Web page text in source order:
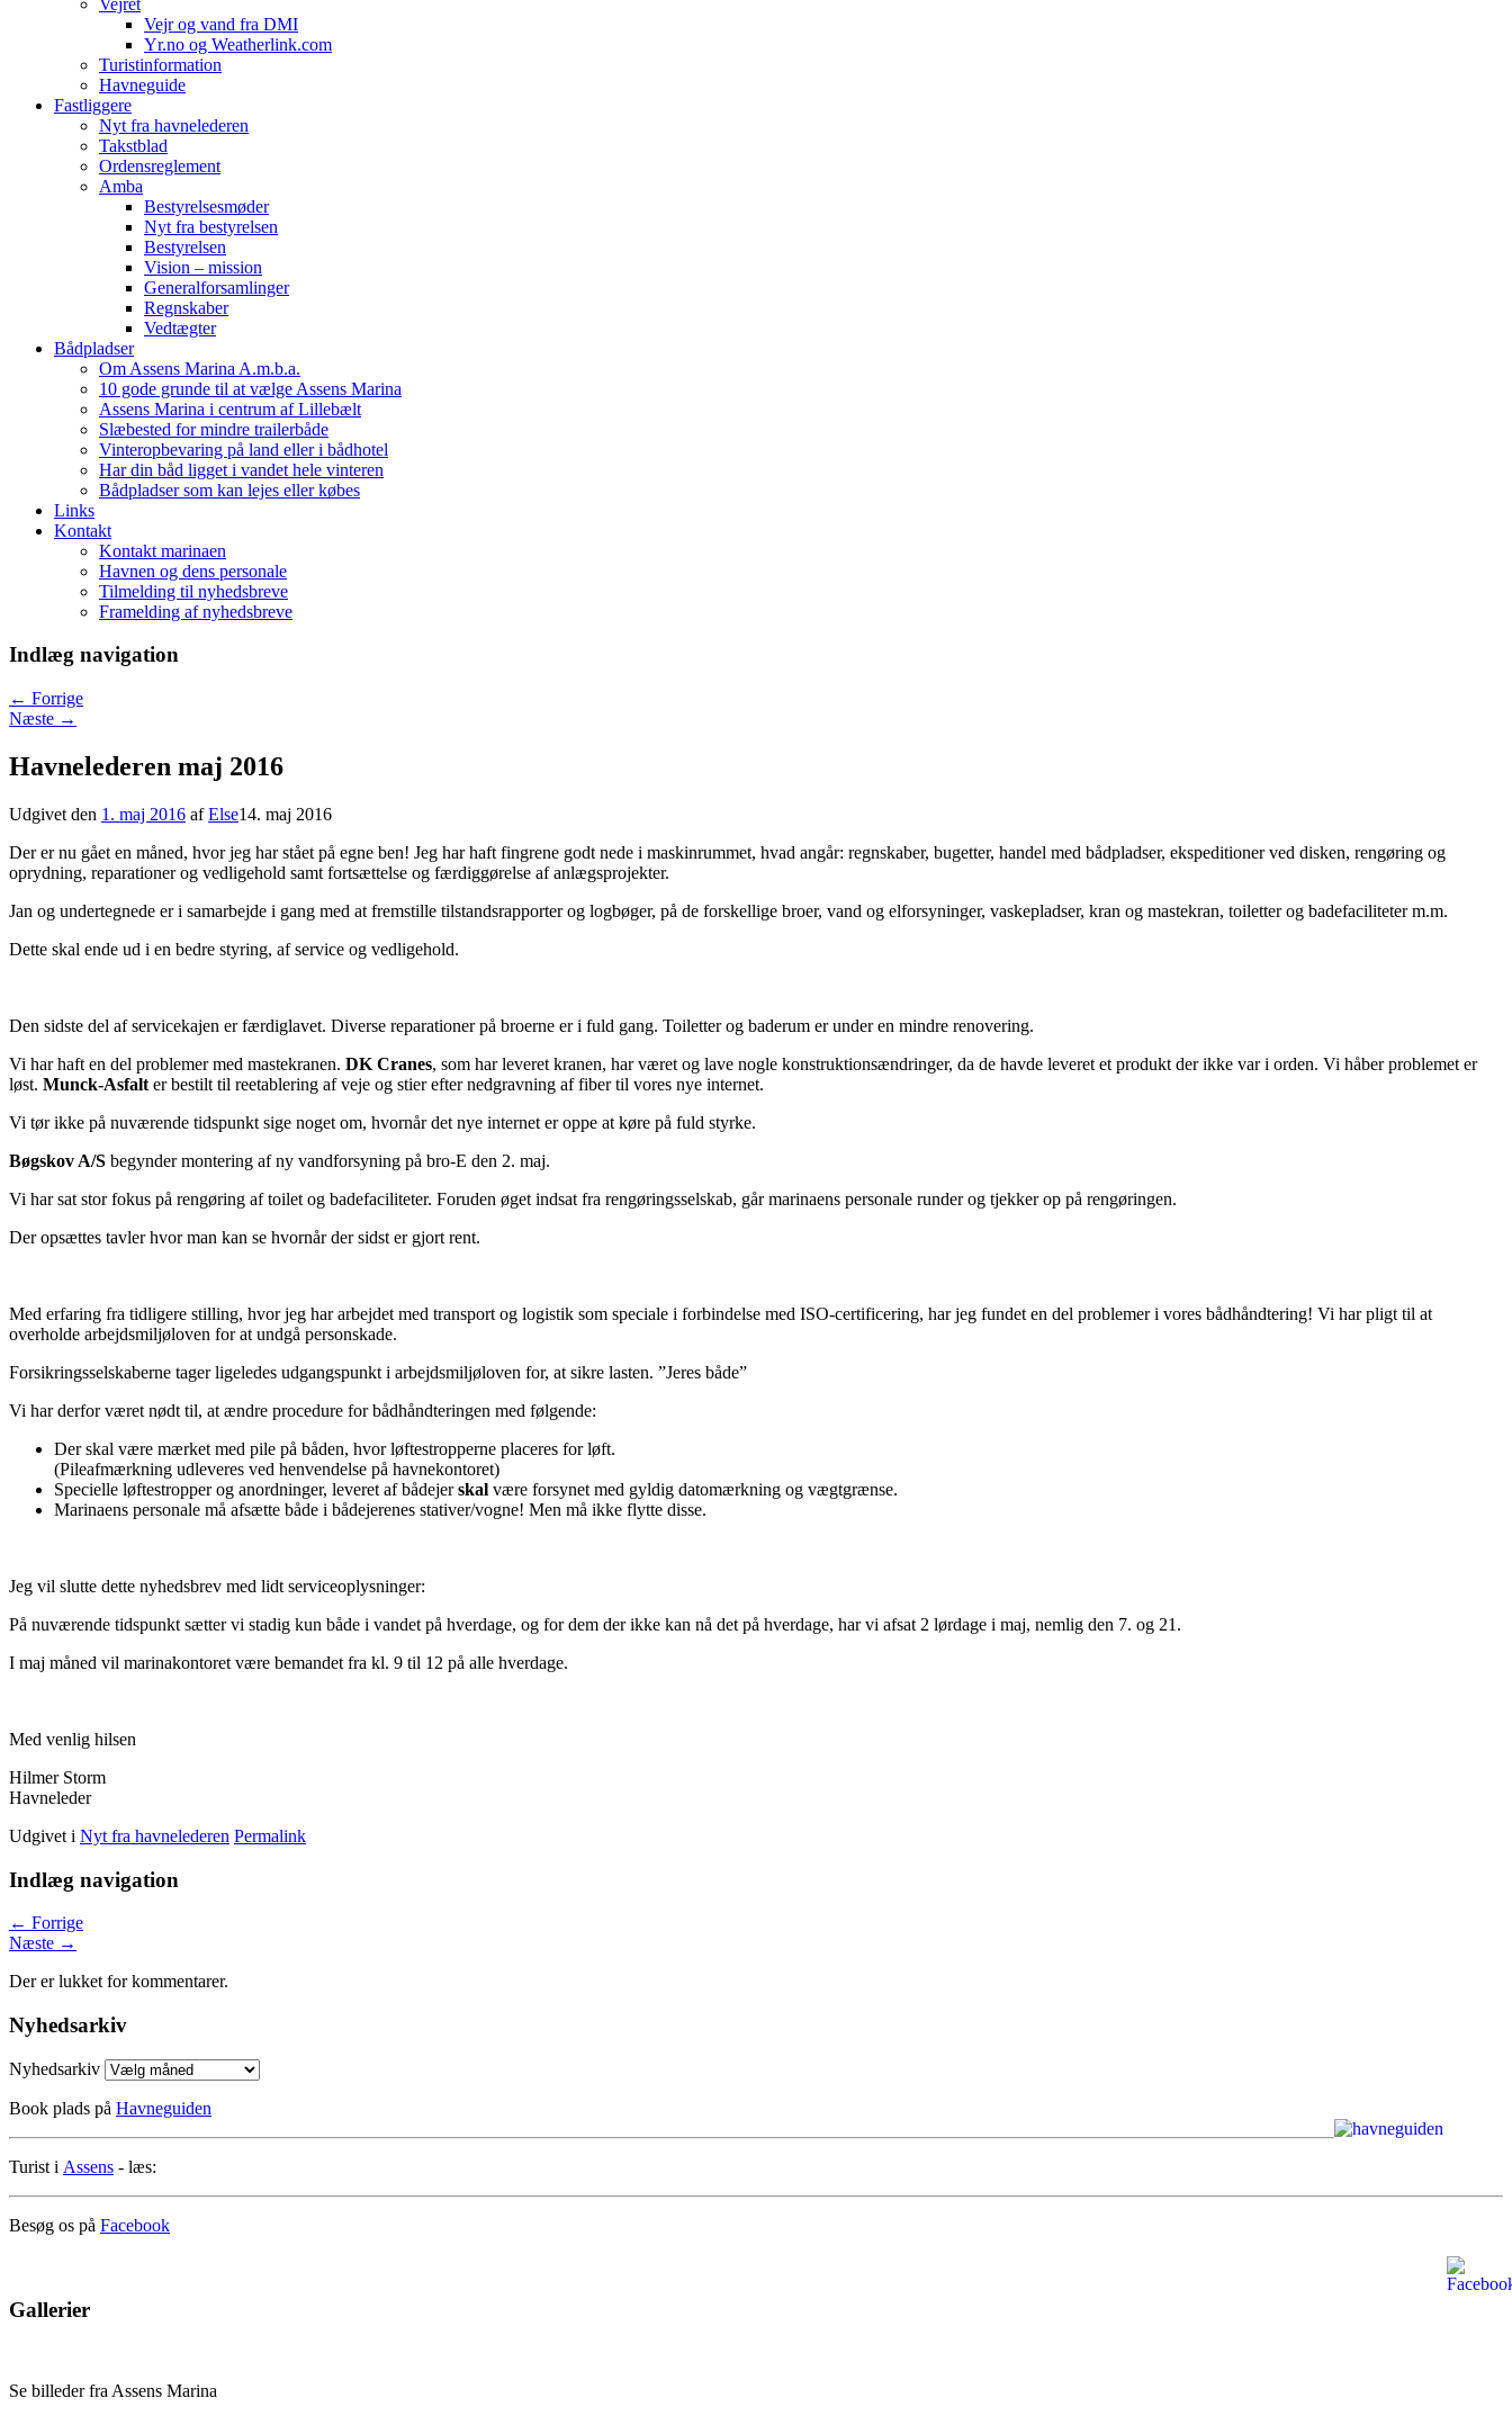
Vejr og vand fra DMI
Yr.no og Weatherlink.com
Turistinformation
Havneguide
Fastliggere
Nyt fra havnelederen
Takstblad
Ordensreglement
Amba
Bestyrelsesmøder
Nyt fra bestyrelsen
Bestyrelsen
Vision – mission
Generalforsamlinger
Regnskaber
Vedtægter
Bådpladser
Om Assens Marina A.m.b.a.
10 gode grunde til at vælge Assens Marina
Assens Marina i centrum af Lillebælt
Slæbested for mindre trailerbåde
Vinteropbevaring på land eller i bådhotel
Har din båd ligget i vandet hele vinteren
Bådpladser som kan lejes eller købes
Links
Kontakt
Kontakt marinaen
Havnen og dens personale
Tilmelding til nyhedsbreve
Framelding af nyhedsbreve
Indlæg navigation
← Forrige
Næste →
Havnelederen maj 2016
Udgivet den 1. maj 2016 afElse14. maj 2016
Der er nu gået en måned, hvor jeg har stået på egne ben! Jeg har haft fingrene godt nede i maskinrummet, hvad angår: regnskaber, bugetter, handel med bådpladser, ekspeditioner ved disken, rengøring og
oprydning, reparationer og vedligehold samt fortsættelse og færdiggørelse af anlægsprojekter.
Jan og undertegnede er i samarbejde i gang med at fremstille tilstandsrapporter og logbøger, på de forskellige broer, vand og elforsyninger, vaskepladser, kran og mastekran, toiletter og badefaciliteter m.m.
Dette skal ende ud i en bedre styring, af service og vedligehold.
Den sidste del af servicekajen er færdiglavet. Diverse reparationer på broerne er i fuld gang. Toiletter og baderum er under en mindre renovering.
Vi har haft en del problemer med mastekranen. DK Cranes, som har leveret kranen, har været og lave nogle konstruktionsændringer, da de havde leveret et produkt der ikke var i orden. Vi håber problemet er
løst. Munck-Asfalt er bestilt til reetablering af veje og stier efter nedgravning af fiber til vores nye internet.
Vi tør ikke på nuværende tidspunkt sige noget om, hvornår det nye internet er oppe at køre på fuld styrke.
Bøgskov A/S begynder montering af ny vandforsyning på bro-E den 2. maj.
Vi har sat stor fokus på rengøring af toilet og badefaciliteter. Foruden øget indsat fra rengøringsselskab, går marinaens personale runder og tjekker op på rengøringen.
Der opsættes tavler hvor man kan se hvornår der sidst er gjort rent.
Med erfaring fra tidligere stilling, hvor jeg har arbejdet med transport og logistik som speciale i forbindelse med ISO-certificering, har jeg fundet en del problemer i vores bådhåndtering! Vi har pligt til at
overholde arbejdsmiljøloven for at undgå personskade.
Forsikringsselskaberne tager ligeledes udgangspunkt i arbejdsmiljøloven for, at sikre lasten. ”Jeres både”
Vi har derfor været nødt til, at ændre procedure for bådhåndteringen med følgende:
Der skal være mærket med pile på båden, hvor løftestropperne placeres for løft.
(Pileafmærkning udleveres ved henvendelse på havnekontoret)
Specielle løftestropper og anordninger, leveret af bådejerskal være forsynet med gyldig datomærkning og vægtgrænse.
Marinaens personale må afsætte både i bådejerenes stativer/vogne! Men må ikke flytte disse.
Jeg vil slutte dette nyhedsbrev med lidt serviceoplysninger:
På nuværende tidspunkt sætter vi stadig kun både i vandet på hverdage, og for dem der ikke kan nå det på hverdage, har vi afsat 2 lørdage i maj, nemlig den 7. og 21.
I maj måned vil marinakontoret være bemandet fra kl. 9 til 12 på alle hverdage.
Med venlig hilsen
Hilmer Storm
Havneleder
Udgivet i Nyt fra havnelederen Permalink
Indlæg navigation
← Forrige
Næste →
Der er lukket for kommentarer.
Nyhedsarkiv
Nyhedsarkiv
Book plads på Havneguiden
Turist i Assens - læs:
Besøg os på Facebook
Gallerier
Se billeder fra Assens Marina